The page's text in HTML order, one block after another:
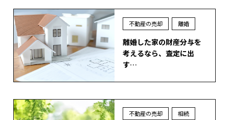
不動産の売却 離婚
離婚した家の財産分与を
考えるなら、査定に出
す…
不動産の売却
相続